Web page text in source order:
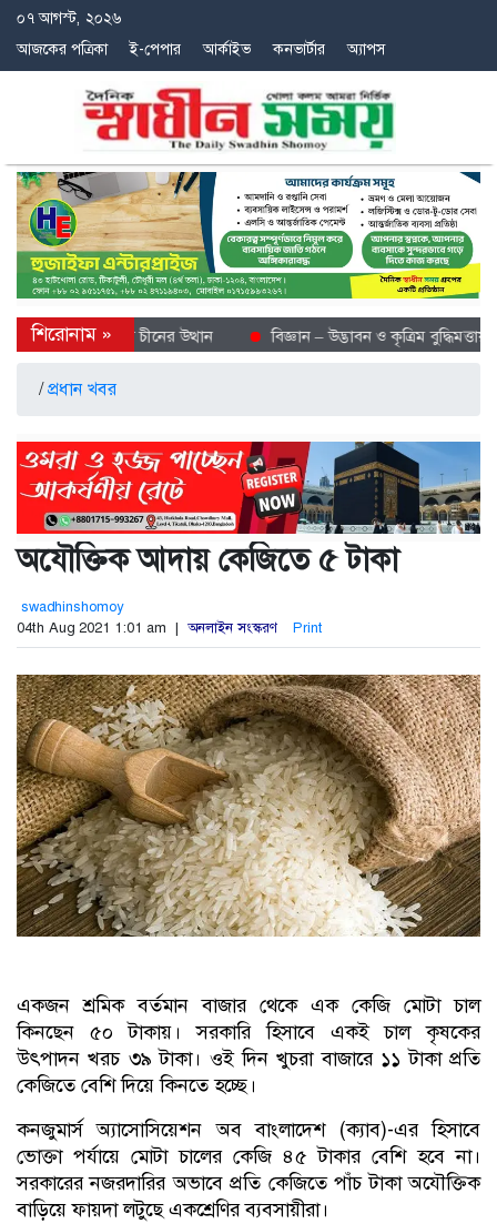
০৭ আগস্ট, ২০২৬
আজকের পত্রিকা
ই-পেপার আর্কাইভ কনভার্টার অ্যাপস
গন্তব্য হিসেবে চীনের উত্থান বিজ্ঞান – উদ্ভাবন ও কৃত্রিম বুদ্ধিমত্তায়
/প্রধান খবর
অযৌক্তিক আদায় কেজিতে ৫ টাকা
swadhinshomoy
04th Aug 2021 1:01 am | অনলাইন সংস্করণ Print
একজন শ্রমিক বর্তমান বাজার থেকে এক কেজি মোটা চাল
কিনছেন ৫০ টাকায়। সরকারি হিসাবে একই চাল কৃষকের
উৎপাদন খরচ ৩৯ টাকা। ওই দিন খুচরা বাজারে ১১ টাকা প্রতি
কেজিতে বেশি দিয়ে কিনতে হচ্ছে।
কনজুমার্স অ্যাসোসিয়েশন অব বাংলাদেশ (ক্যাব)-এর হিসাবে
ভোক্তা পর্যায়ে মোটা চালের কেজি ৪৫ টাকার বেশি হবে না।
সরকারের নজরদারির অভাবে প্রতি কেজিতে পাঁচ টাকা অযৌক্তিক
বাড়িয়ে ফায়দা লটুছে একশ্রেণির ব্যবসায়ীরা।